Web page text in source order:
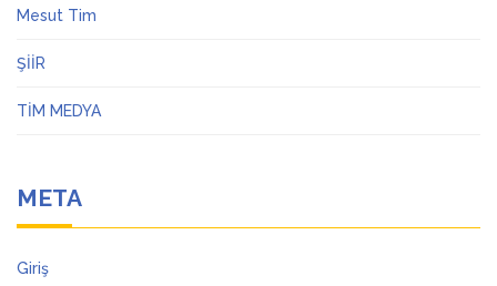
Mesut Tim
ŞİİR
TİM MEDYA
META
Giriş